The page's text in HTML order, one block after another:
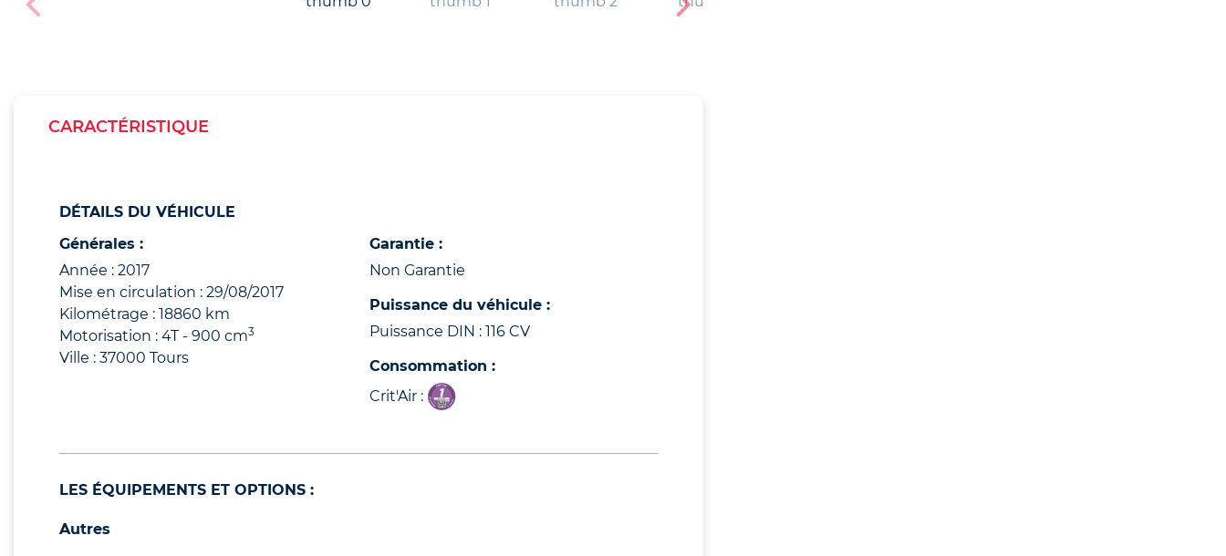
CARACTÉRISTIQUE
DÉTAILS DU VÉHICULE
Générales :
Année : 2017
Mise en circulation : 29/08/2017
Kilométrage : 18860 km
Motorisation : 4T - 900 cm3
Ville : 37000 Tours
Garantie :
Non Garantie
Puissance du véhicule :
Puissance DIN : 116 CV
Consommation :
Crit'Air :
LES ÉQUIPEMENTS ET OPTIONS :
Autres